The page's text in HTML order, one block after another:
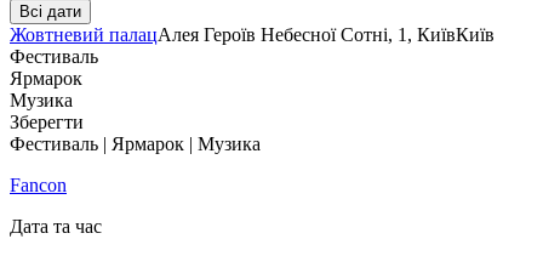
Всі дати
Жовтневий палацАлея Героїв Небесної Сотні, 1, КиївКиїв
Фестиваль
Ярмарок
Музика
Зберегти
Фестиваль | Ярмарок | Музика
Fancon
Дата та час